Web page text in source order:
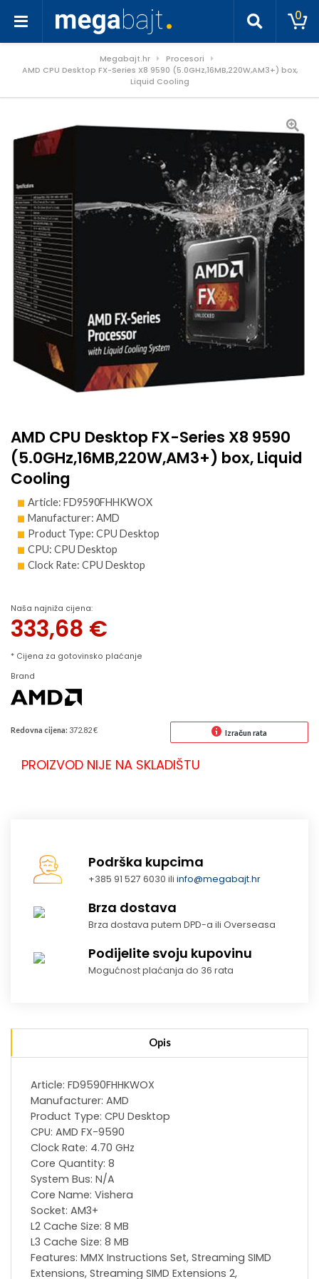
0
Megabajt.hr
Procesori
AMD CPU Desktop FX-Series X8 9590 (5.0GHz,16MB,220W,AM3+) box,
Liquid Cooling
AMD CPU Desktop FX-Series X8 9590
(5.0GHz,16MB,220W,AM3+) box, Liquid
Cooling
Article: FD9590FHHKWOX
Manufacturer: AMD
Product Type: CPU Desktop
CPU: CPU Desktop
Clock Rate: CPU Desktop
Naša najniža cijena:
333,68 €
* Cijena za gotovinsko plaćanje
Brand
Redovna cijena: 372.82 € Izračun rata
PROIZVOD NIJE NA SKLADIŠTU
Podrška kupcima
+385 91 527 6030 iliinfo@megabajt.hr
Brza dostava
Brza dostava putem DPD-a ili Overseasa
Podijelite svoju kupovinu
Mogućnost plaćanja do 36 rata
Opis
Article: FD9590FHHKWOX
Manufacturer: AMD
Product Type: CPU Desktop
CPU: AMD FX-9590
Clock Rate: 4.70 GHz
Core Quantity: 8
System Bus: N/A
Core Name: Vishera
Socket: AM3+
L2 Cache Size: 8 MB
L3 Cache Size: 8 MB
Features: MMX Instructions Set, Streaming SIMD
Extensions, Streaming SIMD Extensions 2,